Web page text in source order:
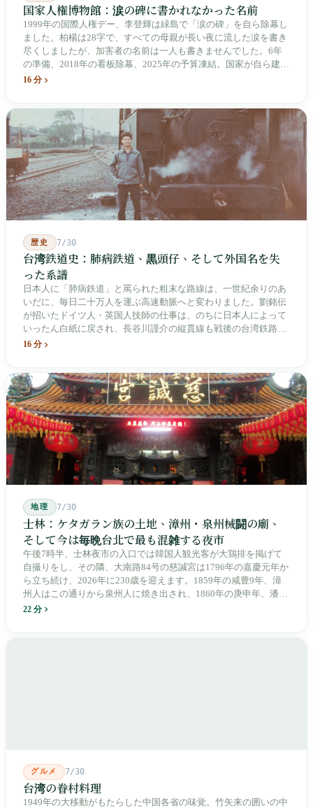
国家人権博物館：涙の碑に書かれなかった名前
1999年の国際人権デー、李登輝は緑島で「涙の碑」を自ら除幕し
ました。柏楊は28字で、すべての母親が長い夜に流した涙を書き
尽くしましたが、加害者の名前は一人も書きませんでした。6年
の準備、2018年の看板除幕、2025年の予算凍結。国家が自ら建
て、自らが行ったことを記念する博物館です。しかし解厳から39
16 分
歴史 7/30
台湾鉄道史：肺病鉄道、黒頭仔、そして外国名を失
った系譜
日本人に「肺病鉄道」と罵られた粗末な路線は、一世紀余りのあ
いだに、毎日二十万人を運ぶ高速動脈へと変わりました。劉銘伝
が招いたドイツ人・英国人技師の仕事は、のちに日本人によって
いったん白紙に戻され、長谷川謹介の縦貫線も戦後の台湾鉄路に
よって改名・改番されました。どの世代も前の世代の記録を脚注
治スローガン、そしてようやくプユマ・タロコの世代になって、
先住民族の地名が再びレールの上に敷き戻されたのです。
16 分
地理 7/30
士林：ケタガラン族の土地、漳州・泉州械闘の廟、
そして今は毎晩台北で最も混雑する夜市
午後7時半、士林夜市の入口では韓国人観光客が大鶏排を掲げて
自撮りをし、その隣、大南路84号の慈諴宮は1796年の嘉慶元年か
ら立ち続け、2026年に230歳を迎えます。1859年の咸豊9年、漳
州人はこの通りから泉州人に焼き出され、1860年の庚申年、潘永
清は下樹林に大東路・大南路・大西路・大北路という四本の整然
22 分
グルメ 7/30
台湾の眷村料理
1949年の大移動がもたらした中国各省の味覚。竹矢来の囲いの中